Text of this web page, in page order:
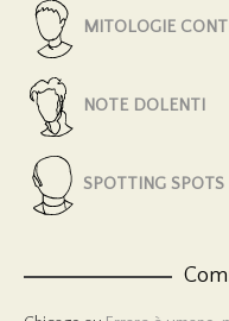
MITOLOGIE
NOTE DOLENTI
SPOTTING SPOTS